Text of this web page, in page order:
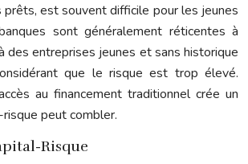
est souvent difficile pour les jeunes
sont généralement réticentes à
des entreprises jeunes et sans historique
que le risque est trop élevé.
au financement traditionnel crée un
peut combler.
Risque